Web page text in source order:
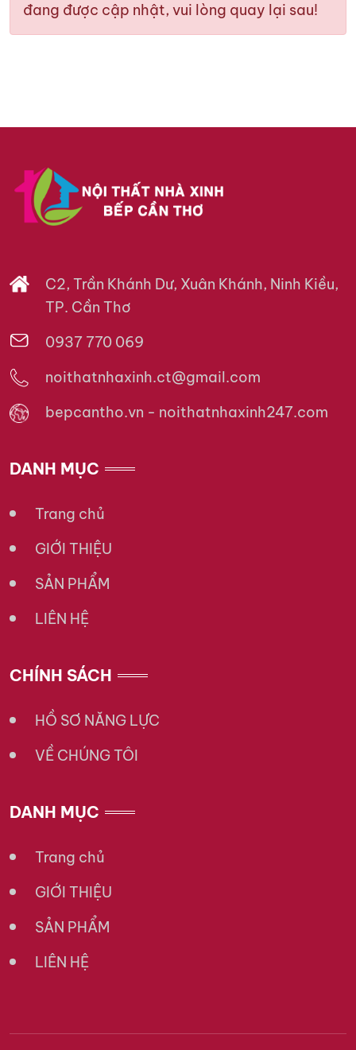
đang được cập nhật, vui lòng quay lại sau!
C2, Trần Khánh Dư, Xuân Khánh, Ninh Kiều,
TP. Cần Thơ
0937 770 069
noithatnhaxinh.ct@gmail.com
bepcantho.vn - noithatnhaxinh247.com
DANH MỤC
Trang chủ
GIỚI THIỆU
SẢN PHẨM
LIÊN HỆ
CHÍNH SÁCH
HỒ SƠ NĂNG LỰC
VỀ CHÚNG TÔI
DANH MỤC
Trang chủ
GIỚI THIỆU
SẢN PHẨM
LIÊN HỆ